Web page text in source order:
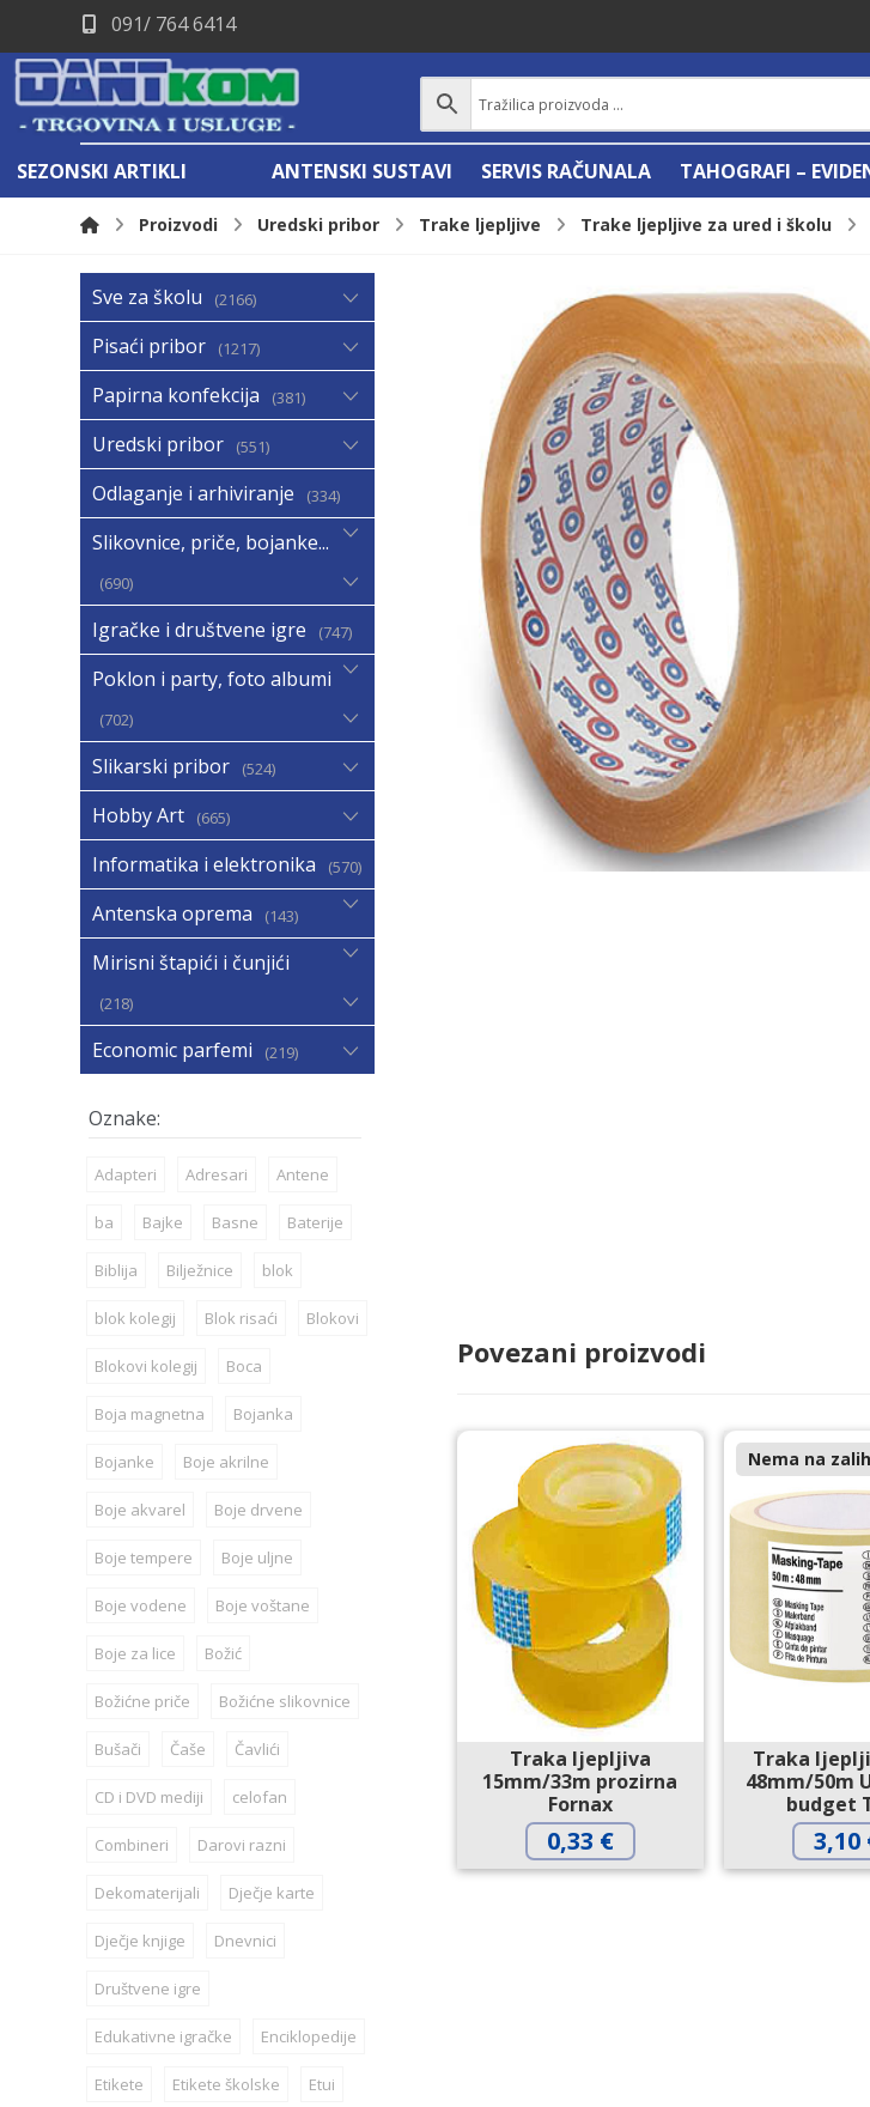
091/ 764 6414
SEZONSKI ARTIKLI ANTENSKI SUSTAVI SERVIS RAČUNALA TAHOGRAFI –
Proizvodi Uredski pribor Trake ljepljive Trake ljepljive za ured i školu
Povezani proizvodi
Traka ljepljiva
15mm/33m prozirna
Fornax
0,33 €
Nema na
Traka
48mm/50m
budget
3,10
Sve za školu 2166
Pisaći pribor 1217
Papirna konfekcija 381
Uredski pribor 551
Odlaganje i arhiviranje 334
Slikovnice, priče, bojanke...
690
Igračke i društvene igre 747
Poklon i party, foto albumi
702
Slikarski pribor 524
Hobby Art 665
Informatika i elektronika 570
Antenska oprema 143
Mirisni štapići i čunjići
218
Economic parfemi 219
Adapteri Adresari Antene
ba Bajke Basne Baterije
Biblija Bilježnice blok
blok kolegij Blok risaći Blokovi
Blokovi kolegij Boca
Boja magnetna Bojanka
Bojanke Boje akrilne
Boje akvarel Boje drvene
Boje tempere Boje uljne
Boje vodene Boje voštane
Boje za lice Božić
Božićne priče Božićne slikovnice
Bušači Čaše Čavlići
CD i DVD mediji celofan
Combineri Darovi razni
Dekomaterijali Dječje karte
Dječje knjige Dnevnici
Društvene igre
Edukativne igračke Enciklopedije
Etikete Etikete školske Etui